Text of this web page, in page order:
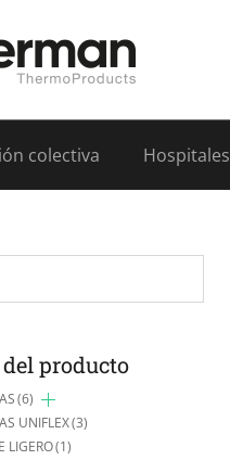
colectiva Hospitales
producto
(6)
UNIFLEX(3)
LIGERO(1)